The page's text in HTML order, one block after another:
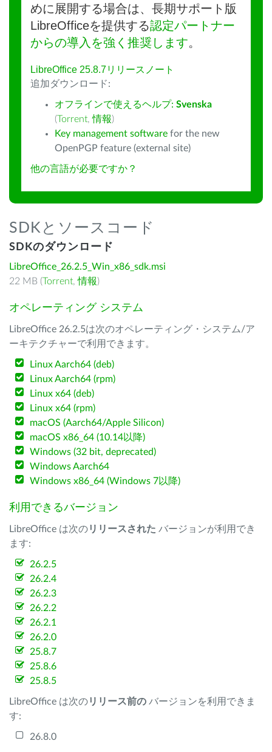
めに展開する場合は、長期サポート版
LibreOfficeを提供する認定パートナー
からの導入を強く推奨します。
LibreOffice 25.8.7リリースノート
追加ダウンロード:
オフラインで使えるヘルプ: Svenska
(Torrent,情報)
Key management software for the new
OpenPGP feature (external site)
他の言語が必要ですか？
SDKとソースコード
SDKのダウンロード
LibreOffice_26.2.5_Win_x86_sdk.msi
22 MB (Torrent,情報)
オペレーティング システム
LibreOffice 26.2.5は次のオペレーティング・システム/ア
ーキテクチャーで利用できます。
Linux Aarch64 (deb)
Linux Aarch64 (rpm)
Linux x64 (deb)
Linux x64 (rpm)
macOS (Aarch64/Apple Silicon)
macOS x86_64 (10.14以降)
Windows (32 bit, deprecated)
Windows Aarch64
Windows x86_64 (Windows 7以降)
利用できるバージョン
LibreOffice は次のリリースされた バージョンが利用でき
ます:
26.2.5
26.2.4
26.2.3
26.2.2
26.2.1
26.2.0
25.8.7
25.8.6
25.8.5
LibreOffice は次のリリース前の バージョンを利用できま
す:
26.8.0